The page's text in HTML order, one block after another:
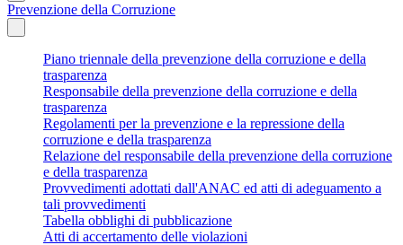
Prevenzione della Corruzione
Piano triennale della prevenzione della corruzione e della
trasparenza
Responsabile della prevenzione della corruzione e della
trasparenza
Regolamenti per la prevenzione e la repressione della
corruzione e della trasparenza
Relazione del responsabile della prevenzione della corruzione
e della trasparenza
Provvedimenti adottati dall'ANAC ed atti di adeguamento a
tali provvedimenti
Tabella obblighi di pubblicazione
Atti di accertamento delle violazioni